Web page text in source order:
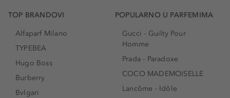
TOP BRANDOVI
Alfaparf Milano
TYPEBEA
Hugo Boss
Burberry
Bvlgari
POPULARNO U PARFEMIMA
Gucci - Guilty Pour
Homme
Prada - Paradoxe
COCO MADEMOISELLE
Lancôme - Idôle